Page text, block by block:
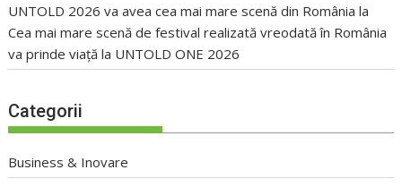
UNTOLD 2026 va avea cea mai mare scenă din România la
Cea mai mare scenă de festival realizată vreodată în România
va prinde viață la UNTOLD ONE 2026
Categorii
Business & Inovare